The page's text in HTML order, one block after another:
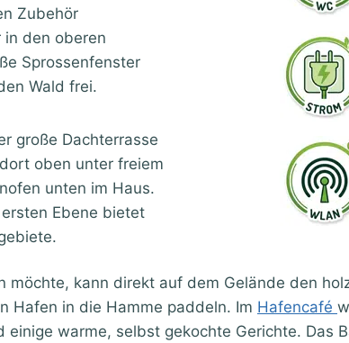
Zubehör
den oberen
Sprossenfenster
Wald frei.
große Dachterrasse
oben unter freiem
unten im Haus.
Ebene bietet
möchte, kann direkt auf dem Gelände den
Hafen in die Hamme paddeln. Im Hafencafé
warme, selbst gekochte Gerichte. Das